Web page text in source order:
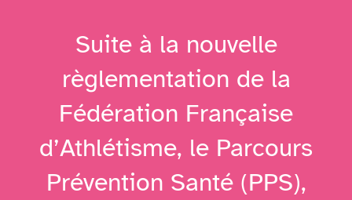
Suite à la nouvelle
règlementation de la
Fédération Française
d’Athlétisme, le Parcours
Prévention Santé (PPS),